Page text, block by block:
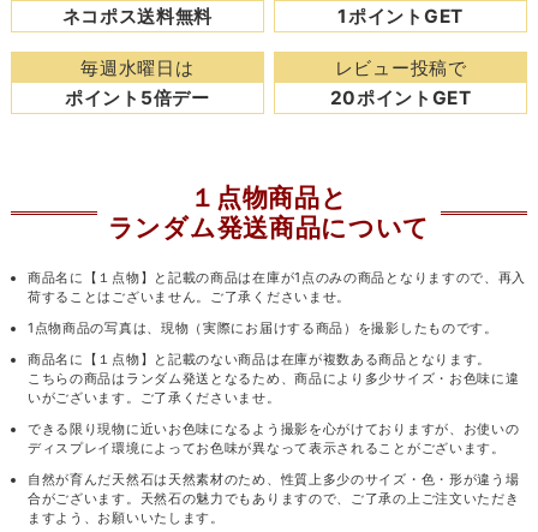
ネコポス送料無料
1ポイントGET
毎週水曜日は
ポイント5倍デー
レビュー投稿で
20ポイントGET
１点物商品と
ランダム発送商品について
商品名に【１点物】と記載の商品は在庫が1点のみの商品となりますので、再入
荷することはございません。ご了承くださいませ。
1点物商品の写真は、現物（実際にお届けする商品）を撮影したものです。
商品名に【１点物】と記載のない商品は在庫が複数ある商品となります。
こちらの商品はランダム発送となるため、商品により多少サイズ・お色味に違
いがございます。ご了承くださいませ。
できる限り現物に近いお色味になるよう撮影を心がけておりますが、お使いの
ディスプレイ環境によってお色味が異なって表示されることがございます。
自然が育んだ天然石は天然素材のため、性質上多少のサイズ・色・形が違う場
合がございます。天然石の魅力でもありますので、ご了承の上ご注文いただき
ますよう、お願いいたします。